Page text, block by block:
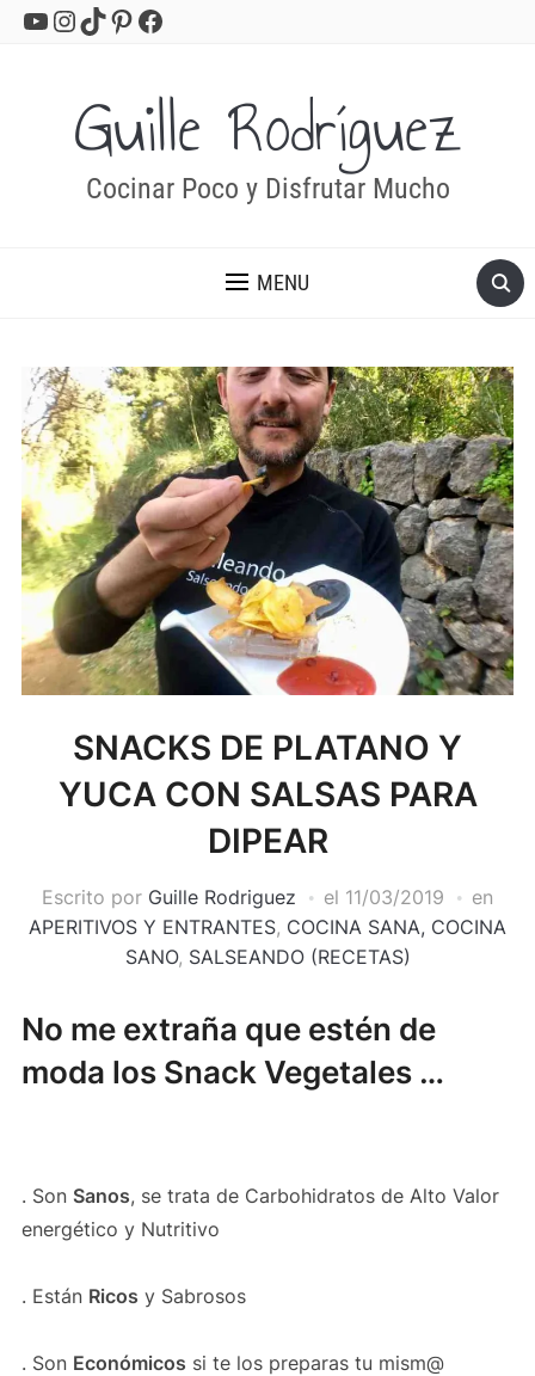
YouTube
Instagram
TikTok
Pinterest
Facebook
Guille Rodríguez
Cocinar Poco y Disfrutar Mucho
MENU
SNACKS DE PLATANO Y
YUCA CON SALSAS PARA
DIPEAR
Escrito por Guille Rodriguez el 11/03/2019
en
APERITIVOS Y ENTRANTES, COCINA SANA, COCINA
SANO, SALSEANDO (RECETAS)
No me extraña que estén de
moda los Snack Vegetales …
. Son Sanos, se trata de Carbohidratos de Alto Valor
energético y Nutritivo
. Están Ricos y Sabrosos
. Son Económicos si te los preparas tu mism@